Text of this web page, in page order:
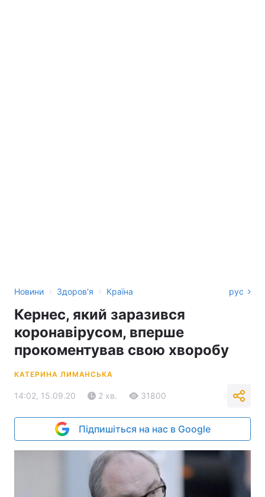
Новини › Здоров'я › Країна рус
Кернес, який заразився
коронавірусом, вперше
прокоментував свою хворобу
КАТЕРИНА ЛИМАНСЬКА
14:02, 15.09.20 2 хв. 31800
Підпишіться на нас в Google